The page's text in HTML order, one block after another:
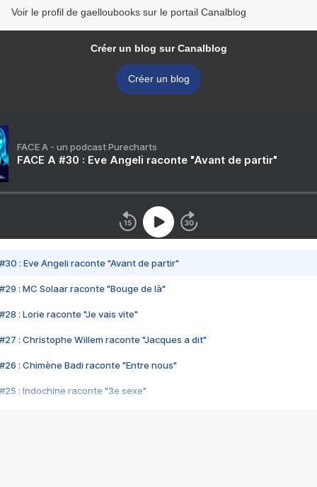
Voir le profil de gaelloubooks sur le portail Canalblog
Créer un blog sur Canalblog
Créer un blog
FACE A - un podcast Purecharts
FACE A #30 : Eve Angeli raconte "Avant de partir"
#30 : Eve Angeli raconte "Avant de partir"
#29 : MC Solaar raconte "Bouge de là"
#28 : Lorie raconte "Je vais vite"
#27 : Christophe Willem raconte "Jacques a dit"
#26 : Chimène Badi raconte "Entre nous"
#25 : Indochine raconte "3e sexe"